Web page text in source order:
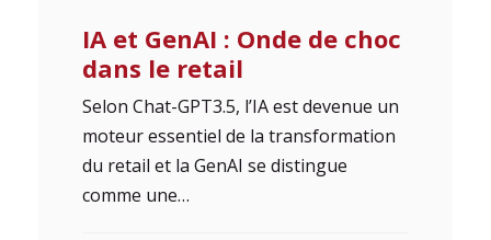
IA et GenAI : Onde de choc
dans le retail
Selon Chat-GPT3.5, l’IA est devenue un
moteur essentiel de la transformation
du retail et la GenAI se distingue
comme une…